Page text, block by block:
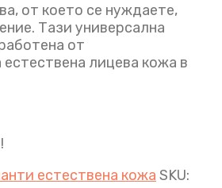
от което се нуждаете,
Тази универсална
от
естествена лицева кожа в
естествена кожа SKU: